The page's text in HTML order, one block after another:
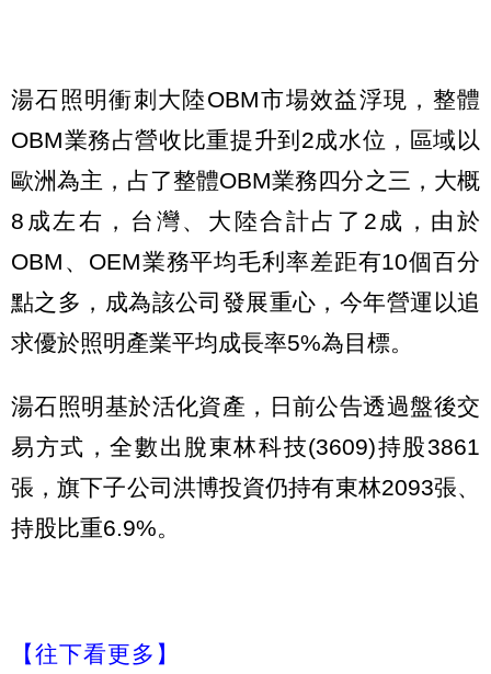
湯石照明衝刺大陸OBM市場效益浮現，整體
OBM業務占營收比重提升到2成水位，區域以
歐洲為主，占了整體OBM業務四分之三，大概
8成左右，台灣、大陸合計占了2成，由於
OBM、OEM業務平均毛利率差距有10個百分
點之多，成為該公司發展重心，今年營運以追
求優於照明產業平均成長率5%為目標。
湯石照明基於活化資產，日前公告透過盤後交
易方式，全數出脫東林科技(3609)持股3861
張，旗下子公司洪博投資仍持有東林2093張、
持股比重6.9%。
【往下看更多】